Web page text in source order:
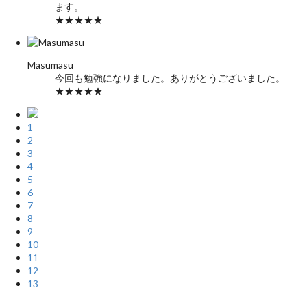
ます。
★★★★★
Masumasu
今回も勉強になりました。ありがとうございました。
★★★★★
1
2
3
4
5
6
7
8
9
10
11
12
13